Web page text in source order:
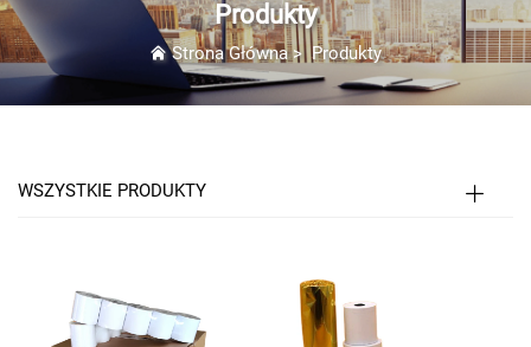
Produkty
Strona Główna>Produkty
WSZYSTKIE PRODUKTY